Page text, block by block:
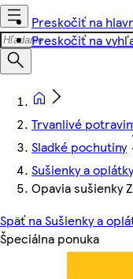
Preskočiť na
Preskočiť na
Trvanlivé
Sladké pochutiny
Sušienky a oplátky
Opavia sušienky
Späť na Sušienky a
Špeciálna ponuka